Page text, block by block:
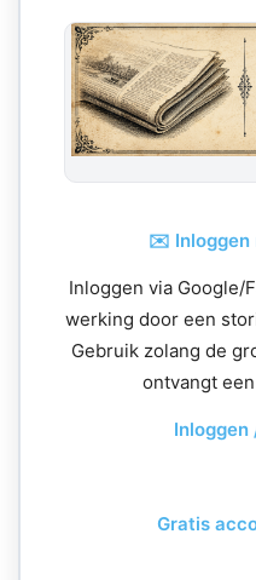
✉️ Inloggen
Inloggen via Google/
werking door een
Gebruik zolang de
ontvangt
Inloggen
Gratis